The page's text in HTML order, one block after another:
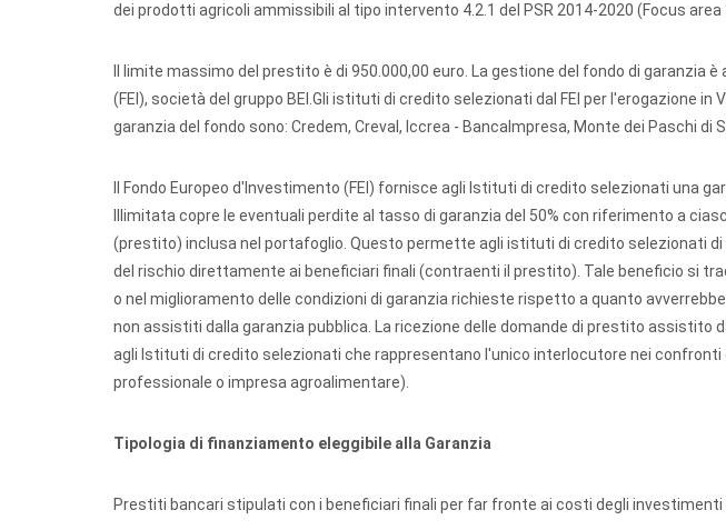
dei prodotti agricoli ammissibili al tipo intervento 4.2.1 del PSR 2014-2020 (Focus area
Il limite massimo del prestito è di 950.000,00 euro. La gestione del fondo di garanzia
(FEI), società del gruppo BEI.Gli istituti di credito selezionati dal FEI per l'erogazione
garanzia del fondo sono: Credem, Creval, Iccrea - BancaImpresa, Monte dei Paschi di
Il Fondo Europeo d'Investimento (FEI) fornisce agli Istituti di credito selezionati una
Illimitata copre le eventuali perdite al tasso di garanzia del 50% con riferimento a
(prestito) inclusa nel portafoglio. Questo permette agli istituti di credito selezionati
del rischio direttamente ai beneficiari finali (contraenti il prestito). Tale beneficio si
o nel miglioramento delle condizioni di garanzia richieste rispetto a quanto
non assistiti dalla garanzia pubblica. La ricezione delle domande di prestito assistito
agli Istituti di credito selezionati che rappresentano l'unico interlocutore nei
professionale o impresa agroalimentare).
Tipologia di finanziamento eleggibile alla Garanzia
Prestiti bancari stipulati con i beneficiari finali per far fronte ai costi degli investimenti